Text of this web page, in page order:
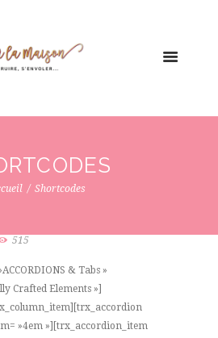
Shortcodes
515
& Tabs »
Crafted Elements »]
»4em »][trx_accordion_item